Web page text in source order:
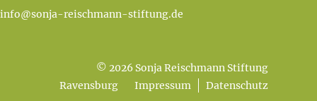
info@sonja-reischmann-stiftung.de
© 2026 Sonja Reischmann Stiftung
Ravensburg
Impressum Datenschutz